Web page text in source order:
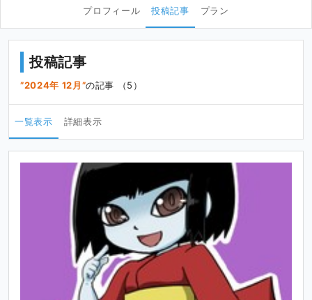
プロフィール 投稿記事 プラン
投稿記事
2024年 12月 の記事 （5）
一覧表示 詳細表示